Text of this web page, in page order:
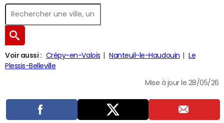
Voir aussi : Crépy-en-Valois Nanteuil-le-Haudouin
Le
Plessis-Belleville
Mise à jour le 28/05/26